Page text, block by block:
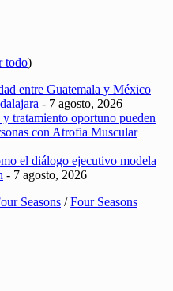
todo)
entre Guatemala y México
- 7 agosto, 2026
tratamiento oportuno pueden
con Atrofia Muscular
el diálogo ejecutivo modela
- 7 agosto, 2026
Seasons /Four Seasons